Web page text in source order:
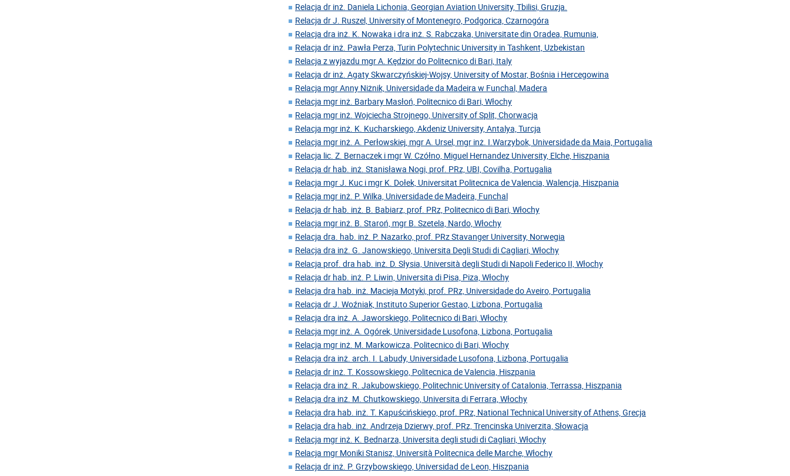
Relacja dr inż. Daniela Lichonia, Georgian Aviation University, Tbilisi, Gruzja.
Relacja dr J. Ruszel, University of Montenegro, Podgorica, Czarnogóra
Relacja dra inż. K. Nowaka i dra inż. S. Rabczaka, Universitate din Oradea, Rumunia,
Relacja dr inż. Pawła Perza, Turin Polytechnic University in Tashkent, Uzbekistan
Relacja z wyjazdu mgr A. Kędzior do Politecnico di Bari, Italy
Relacja dr inż. Agaty Skwarczyńskiej-Wojsy, University of Mostar, Bośnia i Hercegowina
Relacja mgr Anny Niżnik, Universidade da Madeira w Funchal, Madera
Relacja mgr inż. Barbary Masłoń, Politecnico di Bari, Włochy
Relacja mgr inż. Wojciecha Strojnego, University of Split, Chorwacja
Relacja mgr inż. K. Kucharskiego, Akdeniz University, Antalya, Turcja
Relacja mgr inż. A. Perłowskiej, mgr A. Ursel, mgr inż. I.Warzybok, Universidade da Maia, Portugalia
Relacja lic. Z. Bernaczek i mgr W. Czółno, Miguel Hernandez University, Elche, Hiszpania
Relacja dr hab. inż. Stanisława Nogi, prof. PRz, UBI, Covilha, Portugalia
Relacja mgr J. Kuc i mgr K. Dołek, Universitat Politecnica de Valencia, Walencja, Hiszpania
Relacja mgr inż. P. Wilka, Universidade de Madeira, Funchal
Relacja dr hab. inż. B. Babiarz, prof. PRz, Politecnico di Bari, Włochy
Relacja mgr inż. B. Staroń, mgr B. Szetela, Nardo, Włochy
Relacja dra. hab. inż. P. Nazarko, prof. PRz Stavanger University, Norwegia
Relacja dra inż. G. Janowskiego, Universita Degli Studi di Cagliari, Włochy
Relacja prof. dra hab. inż. D. Słysia, Università degli Studi di Napoli Federico II, Włochy
Relacja dr hab. inż. P. Liwin, Universita di Pisa, Piza, Włochy
Relacja dra hab. inż. Macieja Motyki, prof. PRz, Universidade do Aveiro, Portugalia
Relacja dr J. Woźniak, Instituto Superior Gestao, Lizbona, Portugalia
Relacja dra inż. A. Jaworskiego, Politecnico di Bari, Włochy
Relacja mgr inż. A. Ogórek, Universidade Lusofona, Lizbona, Portugalia
Relacja mgr inż. M. Markowicza, Politecnico di Bari, Włochy
Relacja dra inż. arch. I. Labudy, Universidade Lusofona, Lizbona, Portugalia
Relacja dr inż. T. Kossowskiego, Politecnica de Valencia, Hiszpania
Relacja dra inż. R. Jakubowskiego, Politechnic University of Catalonia, Terrassa, Hiszpania
Relacja dra inż. M. Chutkowskiego, Universita di Ferrara, Włochy
Relacja dra hab. inż. T. Kapuścińskiego, prof. PRz, National Technical University of Athens, Grecja
Relacja dra hab. inż. Andrzeja Dzierwy, prof. PRz, Trencinska Univerzita, Słowacja
Relacja mgr inż. K. Bednarza, Universita degli studi di Cagliari, Włochy
Relacja mgr Moniki Stanisz, Università Politecnica delle Marche, Włochy
Relacja dr inż. P. Grzybowskiego, Universidad de Leon, Hiszpania